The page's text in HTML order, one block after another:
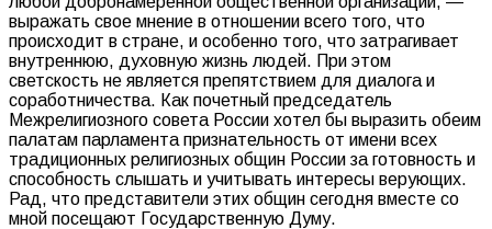
выражать свое мнение в отношении всего того, что
происходит в стране, и особенно того, что затрагивает
внутреннюю, духовную жизнь людей. При этом
светскость не является препятствием для диалога и
соработничества. Как почетный председатель
Межрелигиозного совета России хотел бы выразить обеим
палатам парламента признательность от имени всех
традиционных религиозных общин России за готовность и
способность слышать и учитывать интересы верующих.
Рад, что представители этих общин сегодня вместе со
мной посещают Государственную Думу.